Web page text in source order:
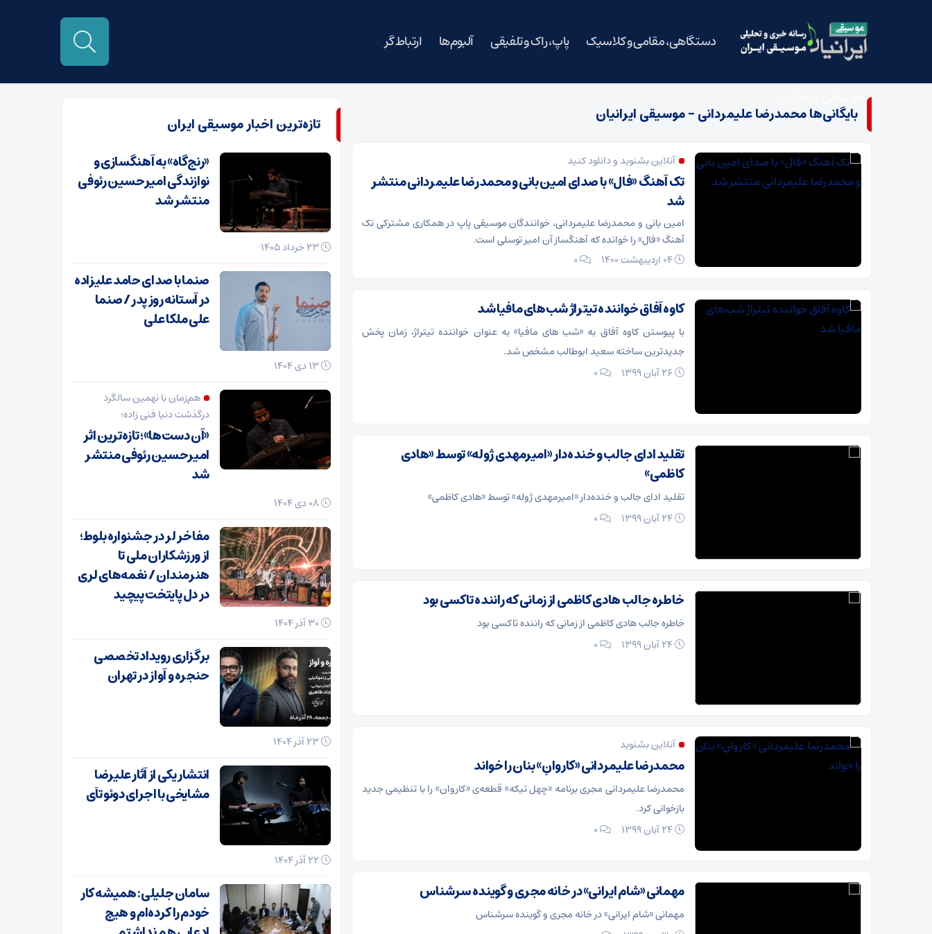
دستگاهی، مقامی و کلاسیک پاپ، راک و تلفیقی آلبوم‌ها ارتباط گر
بایگانی‌ها محمدرضا علیمردانی - موسیقی ایرانیان
آنلاین بشنوید و دانلود کنید
تک آهنگ «فال» با صدای امین بانی و محمدرضا علیمردانی منتشر
شد
امین بانی و محمدرضا علیمردانی، خوانندگان موسیقی پاپ در همکاری مشترکی تک
آهنگ «فال» را خوانده که آهنگساز آن امیر توسلی است.
۰
کاوه آفاق خواننده تیتراژ شب‌های مافیا شد
با پیوستن کاوه آفاق به «شب های مافیا» به عنوان خواننده تیتراژ، زمان پخش
جدیدترین ساخته سعید ابوطالب مشخص شد.
۰
تقلید ادای جالب و خنده‌دار «امیرمهدی ژوله» توسط «هادی
کاظمی»
تقلید ادای جالب و خنده‌دار «امیرمهدی ژوله» توسط «هادی کاظمی»
۰
خاطره جالب هادی کاظمی از زمانی که راننده تاکسی بود
خاطره جالب هادی کاظمی از زمانی که راننده تاکسی بود
۰
آنلاین بشنوید
محمدرضا علیمردانی «کاروانِ» بنان را خواند
محمدرضا علیمردانی مجری برنامه «چهل تیکه» قطعه‌ی «کاروان» را با تنظیمی جدید
بازخوانی کرد.
۰
مهمانی «شام ایرانی» در خانه مجری و گوینده سرشناس
مهمانی «شام ایرانی» در خانه مجری و گوینده سرشناس
تازه‌ترین اخبار موسیقی ایران
«رنج‌گاه» به آهنگسازی و
نوازندگی امیرحسین رئوفی
منتشر شد
صنما با صدای حامد علیزاده
در آستانه روز پدر / صنما
علی ملکا علی
هم‌زمان با نهمین سالگرد
درگذشت دنیا فنی زاده؛
«آن دست‌ها»؛ تازه‌ترین اثر
امیرحسین رئوفی منتشر
شد
مفاخر لر در جشنواره بلوط؛
از ورزشکاران ملی تا
هنرمندان / نغمه‌های لری
در دل پایتخت پیچید
برگزاری رویداد تخصصی
حنجره و آواز در تهران
انتشار یکی از آثار علیرضا
مشایخی با اجرای دوئو تآی
سامان جلیلی: همیشه کار
خودم را کرده‌ام و هیچ